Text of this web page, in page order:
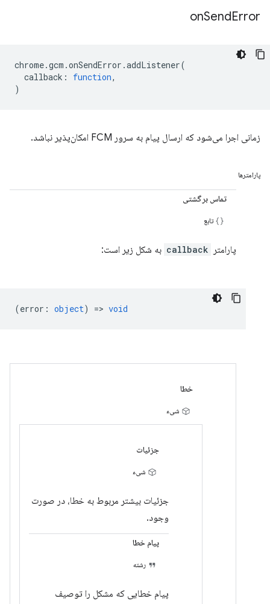
onSendError
chrome.gcm .onSendError .addListener(
callback : function,
)
زمانی اجرا می‌شود که ارسال پیام به سرور FCM امکان‌پذیر نباشد.
پارامترها
تماس برگشتی
تابع
پارامتر callback به شکل زیر است:
(error : object) => void
خطا
شیء
جزئیات
شیء
جزئیات بیشتر مربوط به خطا، در صورت
وجود.
پیام خطا
رشته
پیام خطایی که مشکل را توصیف